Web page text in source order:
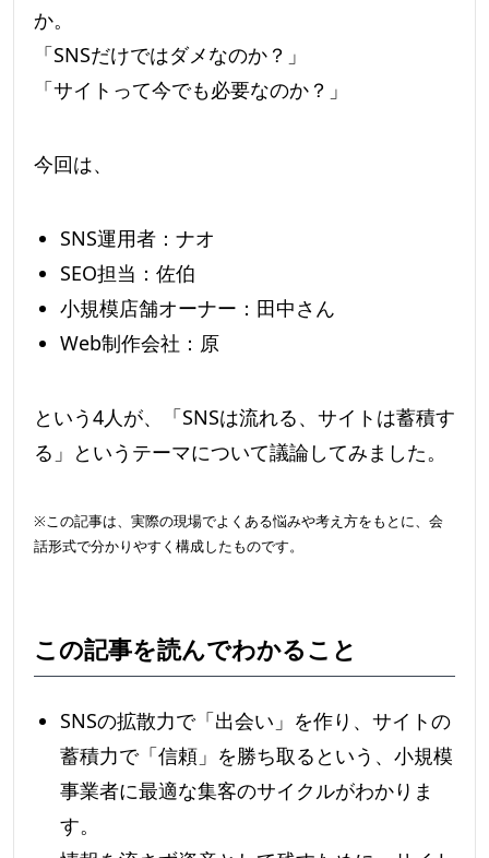
か。
「SNSだけではダメなのか？」
「サイトって今でも必要なのか？」
今回は、
SNS運用者：ナオ
SEO担当：佐伯
小規模店舗オーナー：田中さん
Web制作会社：原
という4人が、「SNSは流れる、サイトは蓄積す
る」というテーマについて議論してみました。
※この記事は、実際の現場でよくある悩みや考え方をもとに、会
話形式で分かりやすく構成したものです。
この記事を読んでわかること
SNSの拡散力で「出会い」を作り、サイトの
蓄積力で「信頼」を勝ち取るという、小規模
事業者に最適な集客のサイクルがわかりま
す。